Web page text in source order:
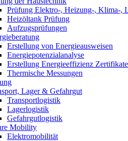
Prüfung Elektro-, Heizung-, Klima-,
Heizöltank Prüfung
Aufzugsprüfungen
Erstellung von Energieausweisen
Energiepotenzialanalyse
Erstellung Energieeffizienz Zertifikate
Thermische Messungen
Lager & Gefahrgut
Transportlogistik
Lagerlogistik
Gefahrgutlogistik
Mobility
Elektromobilität